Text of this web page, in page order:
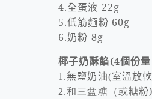
4.全蛋液 22g
5.低筋麵粉 60g
6.奶粉 8g
椰子奶酥餡(4個份
1.無鹽奶油(室溫放
2.和三盆糖（或糖粉)